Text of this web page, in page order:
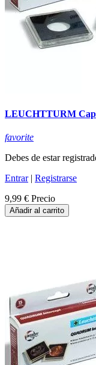
LEUCHTTURM
favorite
Debes de estar
Entrar| Registrarse
9,99 € Precio
Añadir al carrito